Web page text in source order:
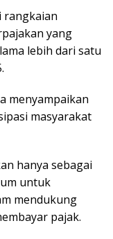
rangkaian
yang
lebih dari satu
menyampaikan
masyarakat
hanya sebagai
untuk
mendukung
pajak.